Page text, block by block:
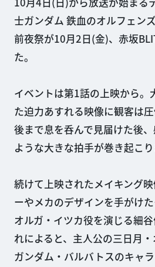
士ガンダム 鉄血のオルフェン
前夜祭が10月2日(金)、赤坂
た。
イベントは第1話の上映から。
た迫力あすれる映像に観客は
後まで息を呑んで見届けた後
ような大きな拍手が巻き起こり
続けて上映されたメイキング
ーやメカのデザインを手がけた
オルガ・イツカ役を演じる細
れによると、主人公の三日月
ガンダム・バルバトスのキャ